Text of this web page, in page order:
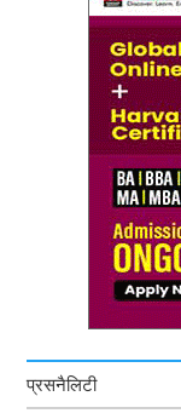
प्रसनैलिटी